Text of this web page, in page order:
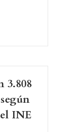
3.808
INE